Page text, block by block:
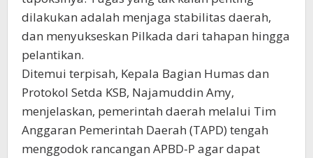
dilakukan adalah menjaga stabilitas daerah,
dan menyukseskan Pilkada dari tahapan hingga
pelantikan.
Ditemui terpisah, Kepala Bagian Humas dan
Protokol Setda KSB, Najamuddin Amy,
menjelaskan, pemerintah daerah melalui Tim
Anggaran Pemerintah Daerah (TAPD) tengah
menggodok rancangan APBD-P agar dapat